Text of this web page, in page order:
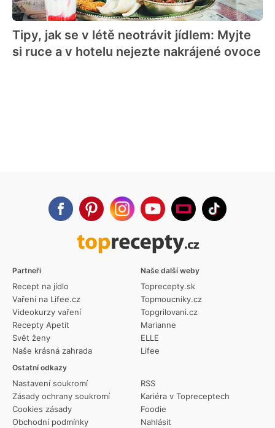
Tipy, jak se v létě neotrávit jídlem: Myjte
si ruce a v hotelu nejezte nakrájené ovoce
Partneři
Recept na jídlo
Vaření na Lifee.cz
Videokurzy vaření
Recepty Apetit
Svět ženy
Naše krásná zahrada
Ostatní odkazy
Nastavení soukromí
Zásady ochrany soukromí
Cookies zásady
Obchodní podmínky
RSS
Kariéra v Topreceptech
Foodie
Nahlásit
Naše další weby
Toprecepty.sk
Topmoucniky.cz
Topgrilovani.cz
Marianne
ELLE
Lifee